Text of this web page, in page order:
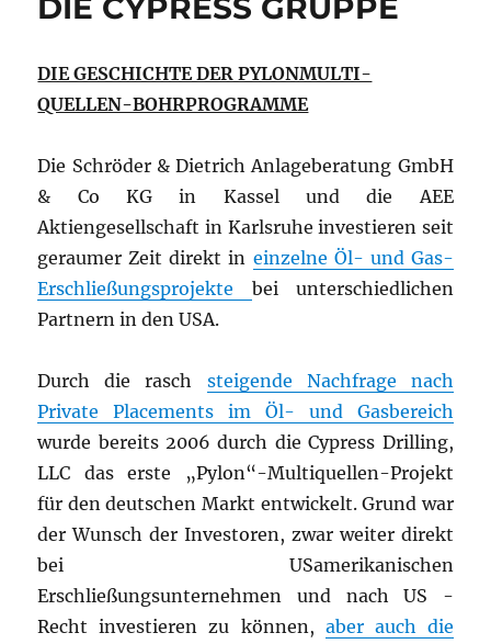
DIE CYPRESS GRUPPE
DIE GESCHICHTE DER PYLONMULTI-
QUELLEN-BOHRPROGRAMME
Die Schröder & Dietrich Anlageberatung GmbH
& Co KG in Kassel und die AEE
Aktiengesellschaft in Karlsruhe investieren seit
geraumer Zeit direkt in einzelne Öl- und Gas-
Erschließungsprojekte bei unterschiedlichen
Partnern in den USA.
Durch die rasch steigende Nachfrage nach
Private Placements im Öl- und Gasbereich
wurde bereits 2006 durch die Cypress Drilling,
LLC das erste „Pylon“-Multiquellen-Projekt
für den deutschen Markt entwickelt. Grund war
der Wunsch der Investoren, zwar weiter direkt
bei USamerikanischen
Erschließungsunternehmen und nach US -
Recht investieren zu können, aber auch die